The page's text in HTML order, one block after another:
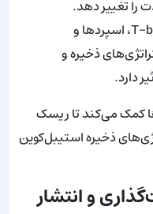
را تغییر دهد.
نقدینگی بازار ثانویه: عمق بازار T-bill، اسپردها و
ذخیره و
دارد.
کمک می‌کند تا ریسک
ذخیره استیبل‌کوین
و انتشار